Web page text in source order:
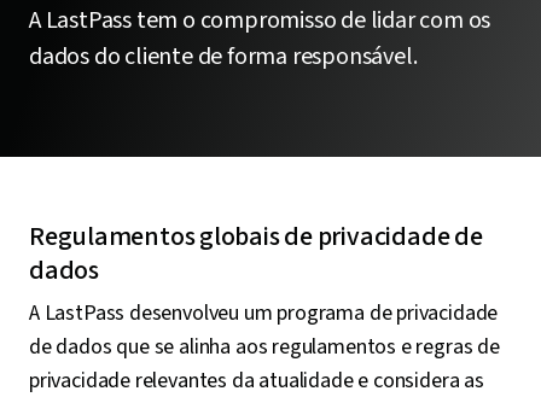
A LastPass tem o compromisso de lidar com os
dados do cliente de forma responsável.
Regulamentos globais de privacidade de
dados
A LastPass desenvolveu um programa de privacidade
de dados que se alinha aos regulamentos e regras de
privacidade relevantes da atualidade e considera as